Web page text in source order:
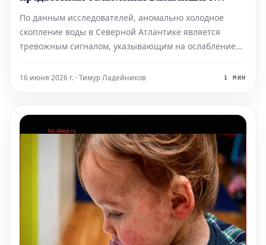
океанического течения?
По данным исследователей, аномально холодное
скопление воды в Северной Атлантике является
тревожным сигналом, указывающим на ослабление
циркуляции (AMOC).
16 июня 2026 г. · Тимур Ладейников 1 МИН